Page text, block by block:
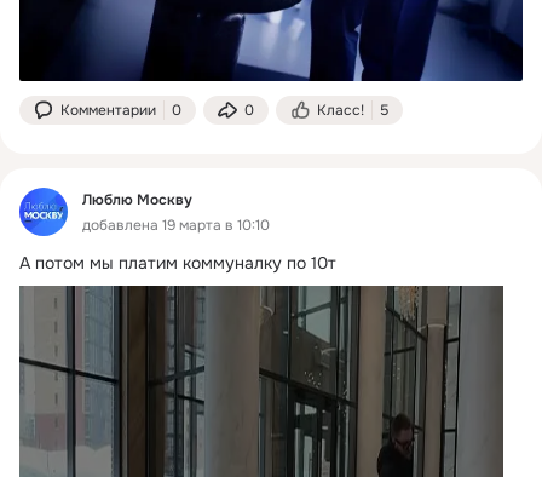
Комментарии 0 0 Класс! 5
Люблю Москву
добавлена 19 марта в 10:10
А потом мы платим коммуналку по 10т